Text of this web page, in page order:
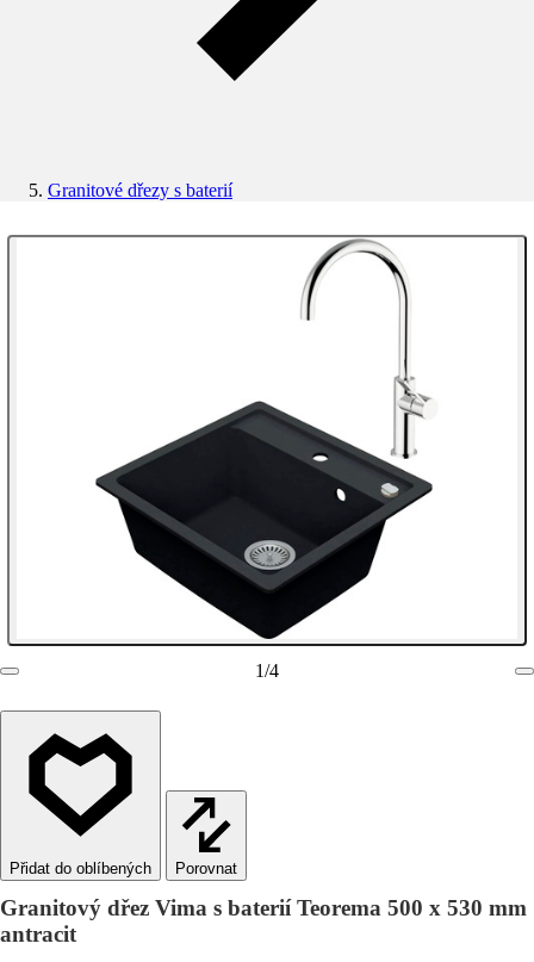
Granitové dřezy s baterií
1/4
Porovnat
Granitový dřez Vima s baterií Teorema 500 x 530 mm
antracit